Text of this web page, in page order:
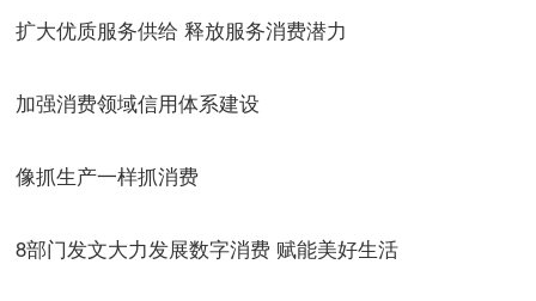
扩大优质服务供给 释放服务消费潜力
加强消费领域信用体系建设
像抓生产一样抓消费
8部门发文大力发展数字消费 赋能美好生活